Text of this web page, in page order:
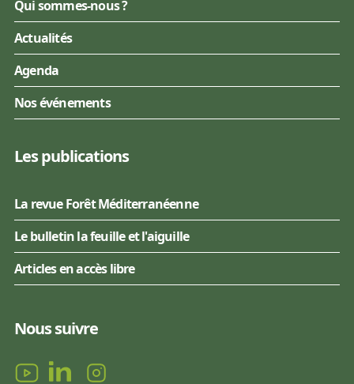
Qui sommes-nous ?
Actualités
Agenda
Nos événements
Les publications
La revue Forêt Méditerranéenne
Le bulletin la feuille et l'aiguille
Articles en accès libre
Nous suivre